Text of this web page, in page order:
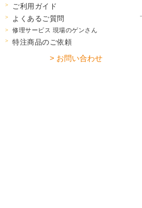
ご利用ガイド
よくあるご質問
修理サービス 現場のゲンさん
特注商品のご依頼
> お問い合わせ